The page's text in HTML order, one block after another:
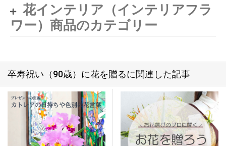
花インテリア（インテリアフラ
ワー）商品のカテゴリー
卒寿祝い（90歳）に花を贈るに関連した記事